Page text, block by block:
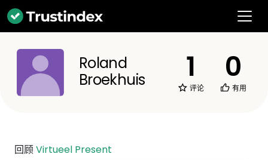
Roland
Broekhuis
1
评论
0
有用
回顾Virtueel Present